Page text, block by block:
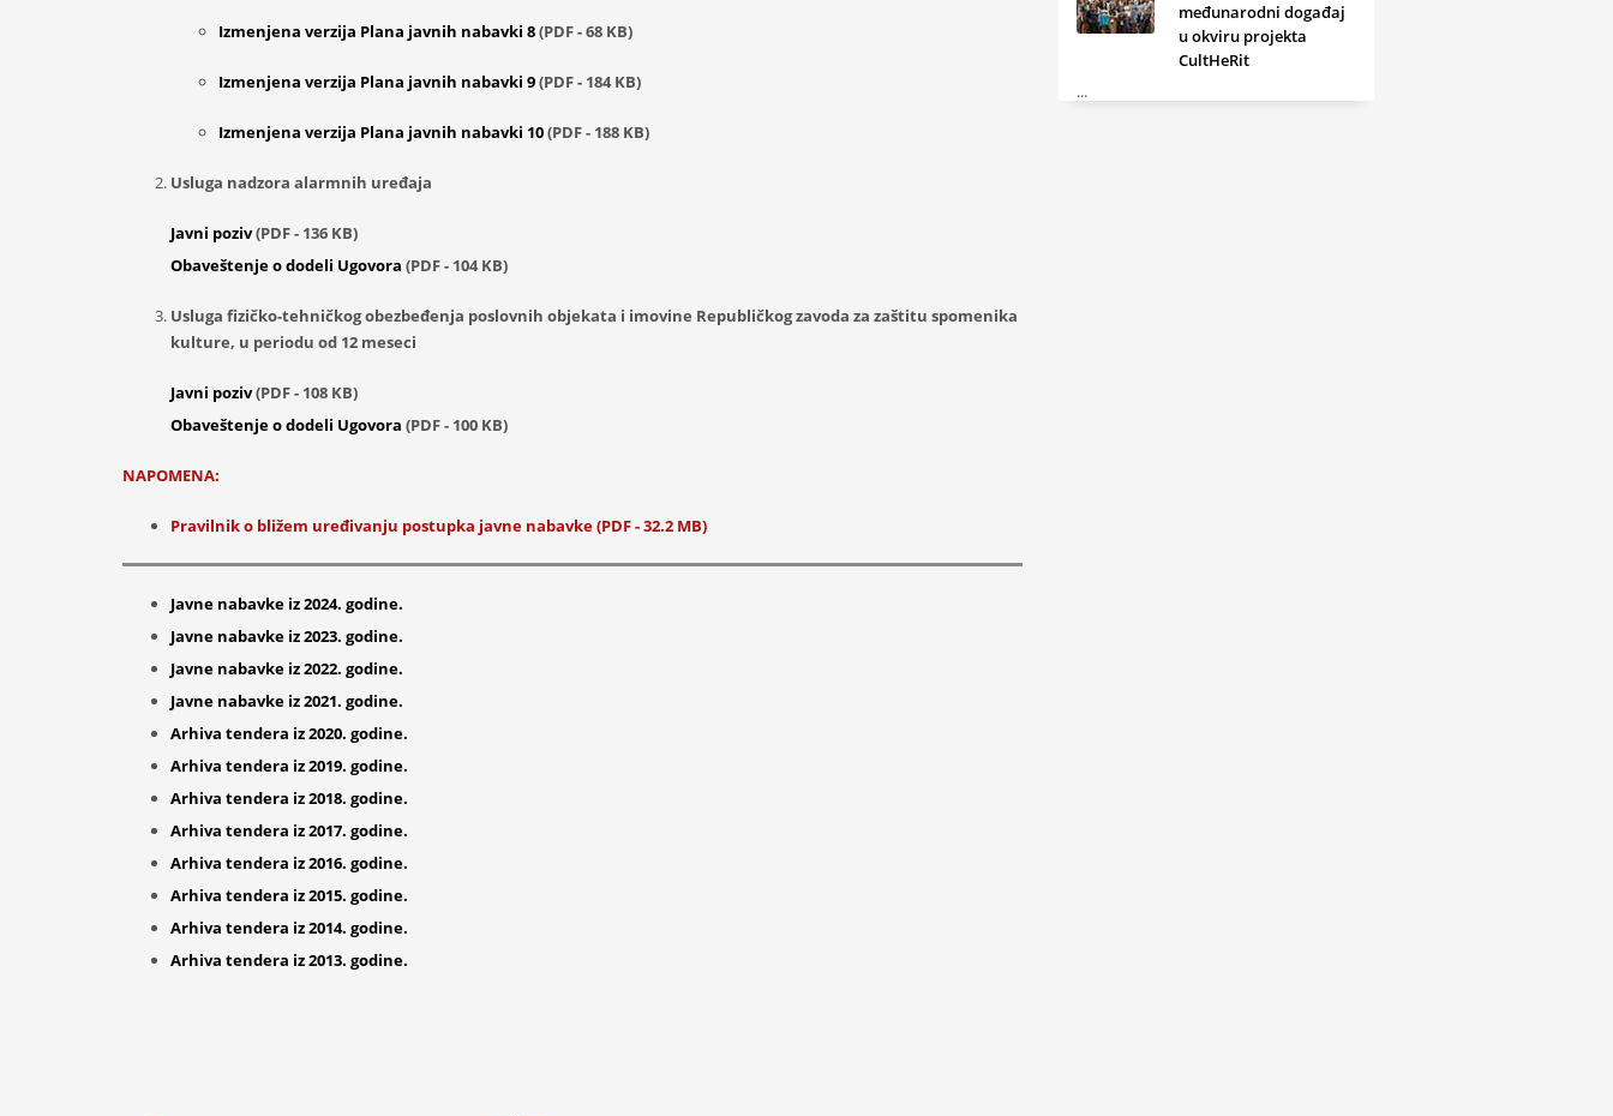
Izmenjena verzija Plana javnih nabavki 8(PDF - 68 KB)
Izmenjena verzija Plana javnih nabavki 9(PDF - 184 KB)
Izmenjena verzija Plana javnih nabavki 10(PDF - 188 KB)
Usluga nadzora alarmnih uređaja
Javni poziv(PDF - 136 KB)
Obaveštenje o dodeli Ugovora (PDF - 104 KB)
Usluga fizičko-tehničkog obezbeđenja poslovnih objekata i imovine Republičkog zavoda za zaštitu spomenika
kulture, u periodu od 12 meseci
Javni poziv(PDF - 108 KB)
Obaveštenje o dodeli Ugovora (PDF - 100 KB)
NAPOMENA:
Pravilnik o bližem uređivanju postupka javne nabavke (PDF - 32.2 MB)
Javne nabavke iz 2024. godine.
Javne nabavke iz 2023. godine.
Javne nabavke iz 2022. godine.
Javne nabavke iz 2021. godine.
Arhiva tendera iz 2020. godine.
Arhiva tendera iz 2019. godine.
Arhiva tendera iz 2018. godine.
Arhiva tendera iz 2017. godine.
Arhiva tendera iz 2016. godine.
Arhiva tendera iz 2015. godine.
Arhiva tendera iz 2014. godine.
Arhiva tendera iz 2013. godine.
međunarodni događaj
u okviru projekta
CultHeRit
...